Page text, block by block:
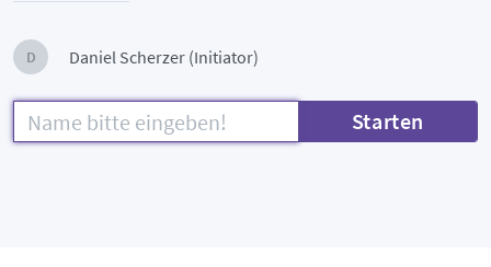
D Daniel Scherzer (Initiator)
Starten